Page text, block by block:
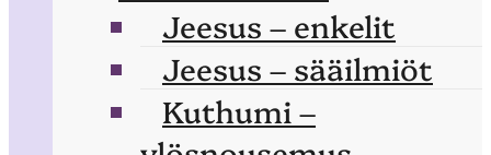
Jeesus – enkelit
Jeesus – sääilmiöt
Kuthumi –